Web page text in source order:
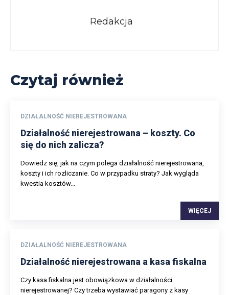
Redakcja
Czytaj również
DZIAŁALNOŚĆ NIEREJESTROWANA
Działalność nierejestrowana – koszty. Co
się do nich zalicza?
Dowiedz się, jak na czym polega działalność nierejestrowana,
koszty i ich rozliczanie. Co w przypadku straty? Jak wygląda
kwestia kosztów...
WIĘCEJ
DZIAŁALNOŚĆ NIEREJESTROWANA
Działalność nierejestrowana a kasa fiskalna
Czy kasa fiskalna jest obowiązkowa w działalności
nierejestrowanej? Czy trzeba wystawiać paragony z kasy